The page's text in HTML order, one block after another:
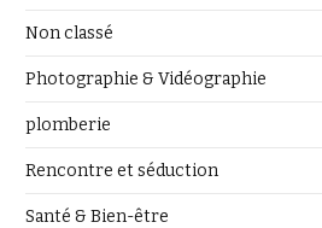
Non classé
Photographie & Vidéographie
plomberie
Rencontre et séduction
Santé & Bien-être